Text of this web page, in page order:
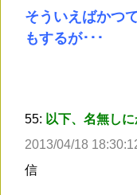
そういえばかつ
もするが･･･
55: 以下、名無し
2013/04/18
信